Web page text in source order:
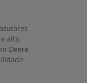
alta
Deere